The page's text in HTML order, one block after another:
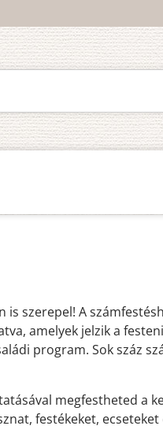
szerepel! A
amelyek jelzik a
program. Sok száz
megfestheted a
festékeket, ecseteket